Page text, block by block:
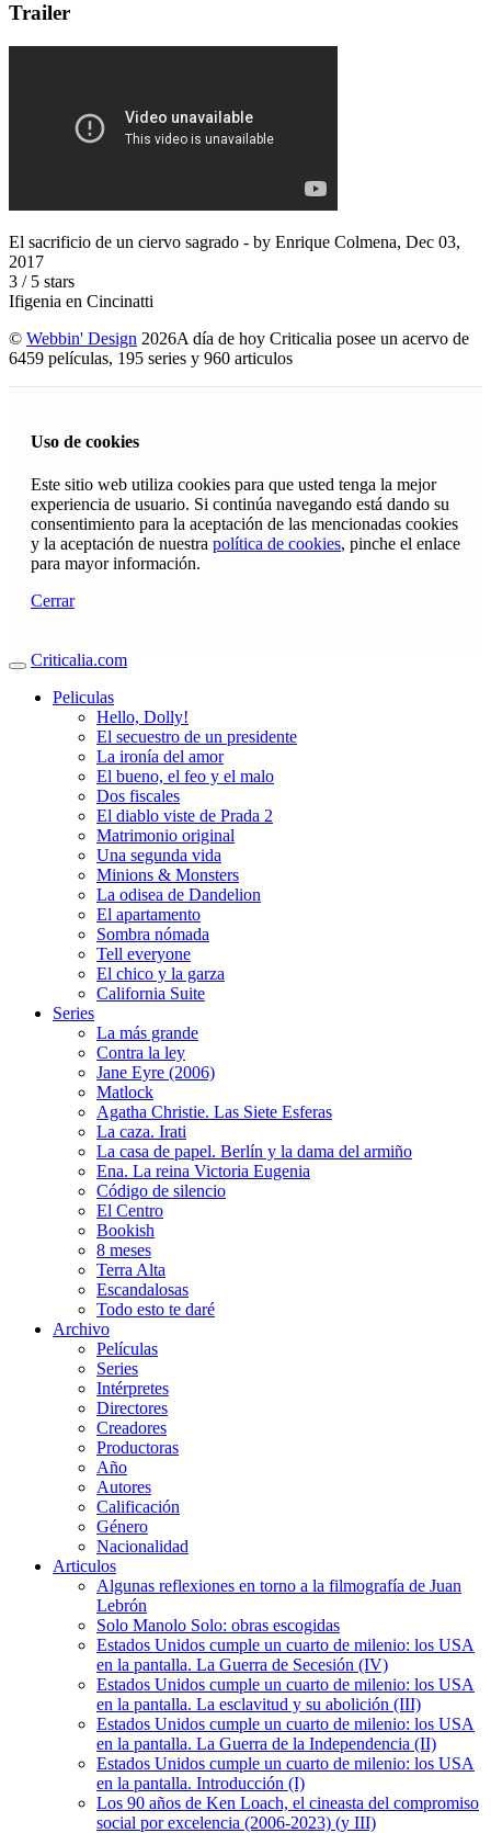
Trailer
El sacrificio de un ciervo sagrado - by Enrique Colmena, Dec 03,
2017
3 / 5 stars
Ifigenia en Cincinatti
© Webbin' Design 2026A día de hoy Criticalia posee un acervo de
6459 películas, 195 series y 960 articulos
Uso de cookies
Este sitio web utiliza cookies para que usted tenga la mejor
experiencia de usuario. Si continúa navegando está dando su
consentimiento para la aceptación de las mencionadas cookies
y la aceptación de nuestra política de cookies, pinche el enlace
para mayor información.
Cerrar
Criticalia.com
Peliculas
Hello, Dolly!
El secuestro de un presidente
La ironía del amor
El bueno, el feo y el malo
Dos fiscales
El diablo viste de Prada 2
Matrimonio original
Una segunda vida
Minions & Monsters
La odisea de Dandelion
El apartamento
Sombra nómada
Tell everyone
El chico y la garza
California Suite
Series
La más grande
Contra la ley
Jane Eyre (2006)
Matlock
Agatha Christie. Las Siete Esferas
La caza. Irati
La casa de papel. Berlín y la dama del armiño
Ena. La reina Victoria Eugenia
Código de silencio
El Centro
Bookish
8 meses
Terra Alta
Escandalosas
Todo esto te daré
Archivo
Películas
Series
Intérpretes
Directores
Creadores
Productoras
Año
Autores
Calificación
Género
Nacionalidad
Articulos
Algunas reflexiones en torno a la filmografía de Juan
Lebrón
Solo Manolo Solo: obras escogidas
Estados Unidos cumple un cuarto de milenio: los USA
en la pantalla. La Guerra de Secesión (IV)
Estados Unidos cumple un cuarto de milenio: los USA
en la pantalla. La esclavitud y su abolición (III)
Estados Unidos cumple un cuarto de milenio: los USA
en la pantalla. La Guerra de la Independencia (II)
Estados Unidos cumple un cuarto de milenio: los USA
en la pantalla. Introducción (I)
Los 90 años de Ken Loach, el cineasta del compromiso
social por excelencia (2006-2023) (y III)